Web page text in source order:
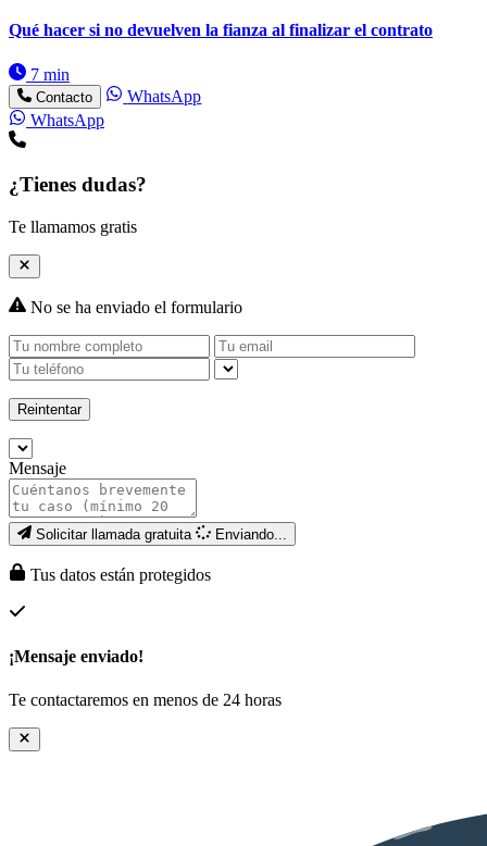
Qué hacer si no devuelven la fianza al finalizar el contrato
7 min
Contacto
WhatsApp
WhatsApp
¿Tienes dudas?
Te llamamos gratis
No se ha enviado el formulario
Reintentar
Mensaje
Solicitar llamada gratuita Enviando...
Tus datos están protegidos
¡Mensaje enviado!
Te contactaremos en menos de 24 horas